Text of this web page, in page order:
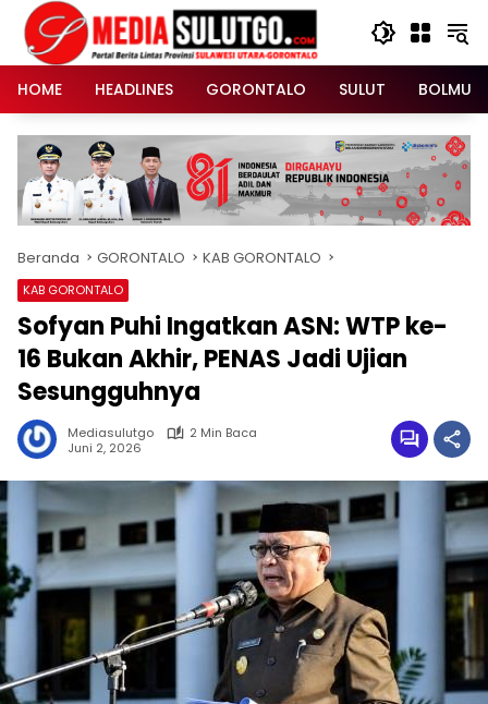
Langsung
konten
HOME
HEADLINES GORONTALO SULUT BOLMUT
Beranda GORONTALO KAB GORONTALO
KAB GORONTALO
Sofyan Puhi Ingatkan ASN: WTP ke-
16 Bukan Akhir, PENAS Jadi Ujian
Sesungguhnya
Mediasulutgo
2 Min Baca
Juni 2, 2026